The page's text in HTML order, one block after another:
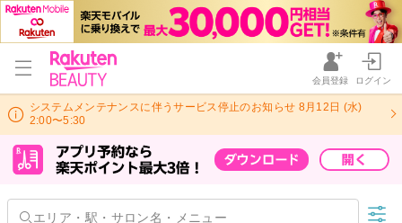
会員登録 ログイン
システムメンテナンスに伴うサービス停止のお知らせ 8月12日 (水)
2:00〜5:30